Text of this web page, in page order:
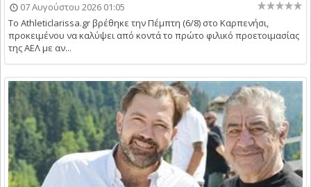
07 Αυγούστου 2026 01:05
Το Athleticlarissa.gr βρέθηκε την Πέμπτη (6/8) στο Καρπενήσι,
προκειμένου να καλύψει από κοντά το πρώτο φιλικό προετοιμασίας
της ΑΕΛ με αν...